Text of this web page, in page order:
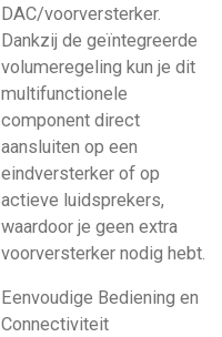
DAC/voorversterker.
Dankzij de geïntegreerde
volumeregeling kun je dit
multifunctionele
component direct
aansluiten op een
eindversterker of op
actieve luidsprekers,
waardoor je geen extra
voorversterker nodig hebt.
Eenvoudige Bediening en
Connectiviteit